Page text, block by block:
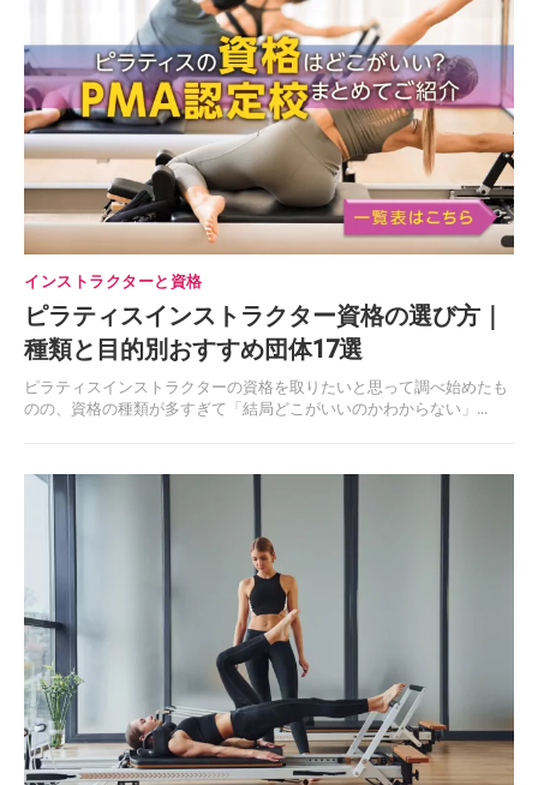
インストラクターと資格
ピラティスインストラクター資格の選び方｜
種類と目的別おすすめ団体17選
ピラティスインストラクターの資格を取りたいと思って調べ始めたも
のの、資格の種類が多すぎて「結局どこがいいのかわからない」...